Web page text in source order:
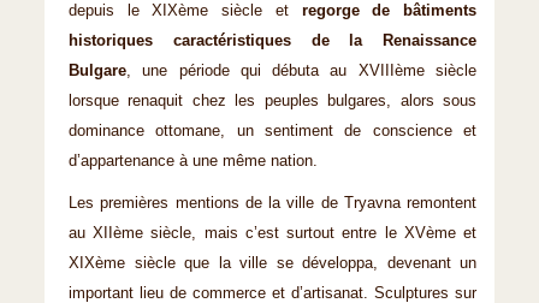
depuis le XIXème siècle et regorge de bâtiments
historiques caractéristiques de la Renaissance
Bulgare , une période qui débuta au XVIIIème siècle
lorsque renaquit chez les peuples bulgares, alors sous
dominance ottomane, un sentiment de conscience et
d’appartenance à une même nation.
Les premières mentions de la ville de Tryavna remontent
au XIIème siècle, mais c’est surtout entre le XVème et
XIXème siècle que la ville se développa, devenant un
important lieu de commerce et d’artisanat. Sculptures sur